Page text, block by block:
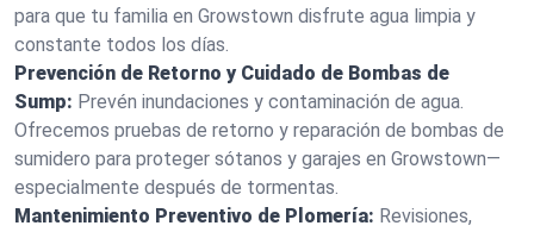
para que tu familia en Growstown disfrute agua limpia y
constante todos los días.
Prevención de Retorno y Cuidado de Bombas de
Sump: Prevén inundaciones y contaminación de agua.
Ofrecemos pruebas de retorno y reparación de bombas de
sumidero para proteger sótanos y garajes en Growstown—
especialmente después de tormentas.
Mantenimiento Preventivo de Plomería: Revisiones,